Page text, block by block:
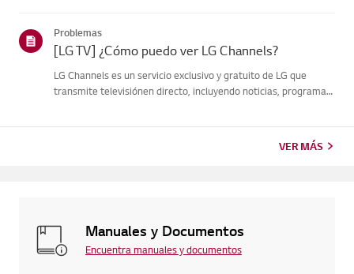
Problemas
[LG TV] ¿Cómo puedo ver LG Channels?
LG Channels es un servicio exclusivo y gratuito de LG que
transmite televisiónen directo, incluyendo noticias, programas
VER MÁS
Manuales y Documentos
Encuentra manuales y documentos